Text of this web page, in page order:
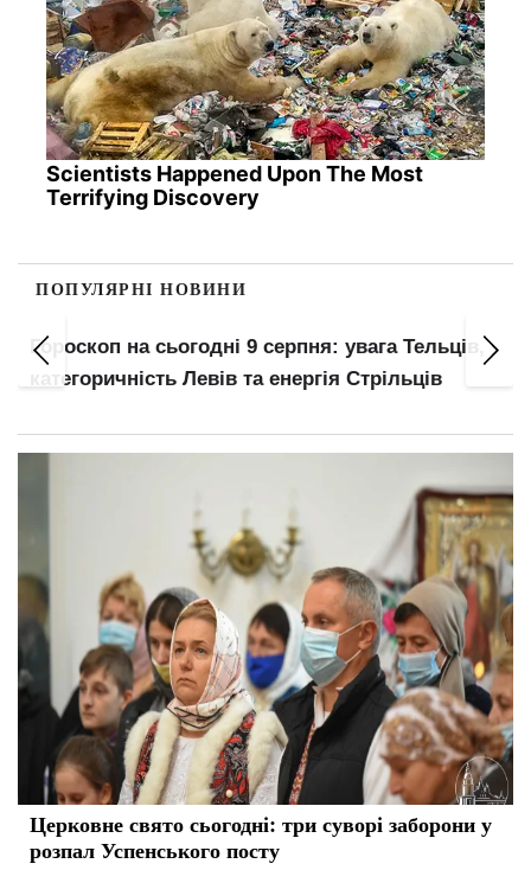
Scientists Happened Upon The Most
Terrifying Discovery
ПОПУЛЯРНІ НОВИНИ
Гороскоп на сьогодні 9 серпня: увага Тельців,
категоричність Левів та енергія Стрільців
Церковне свято сьогодні: три суворі заборони у
розпал Успенського посту